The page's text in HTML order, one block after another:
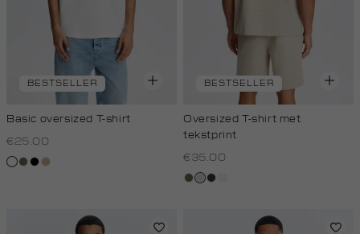
BESTSELLER
Basic oversized T-shirt
€25.00
witlichtbruin
zwart
tan
BESTSELLER
Oversized T-shirt met
tekstprint
€35.00
groen,
taupe,
grijs,